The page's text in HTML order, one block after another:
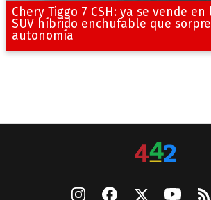
Chery Tiggo 7 CSH: ya se vende
SUV híbrido enchufable que
autonomía